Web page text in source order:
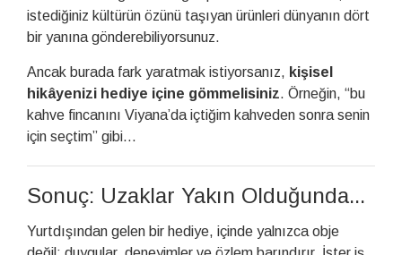
istediğiniz kültürün özünü taşıyan ürünleri dünyanın dört
bir yanına gönderebiliyorsunuz.
Ancak burada fark yaratmak istiyorsanız, kişisel
hikâyenizi hediye içine gömmelisiniz. Örneğin, “bu
kahve fincanını Viyana’da içtiğim kahveden sonra senin
için seçtim” gibi…
Sonuç: Uzaklar Yakın Olduğunda...
Yurtdışından gelen bir hediye, içinde yalnızca obje